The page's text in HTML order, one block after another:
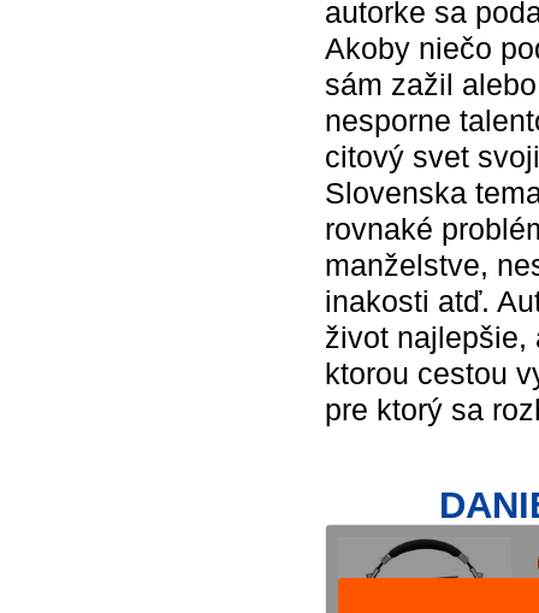
autorke sa
Akoby niečo
sám zažil
nesporne
citový svet
Slovenska
rovnaké
manželstve,
inakosti atď.
život najlepšie,
ktorou cestou
pre ktorý sa